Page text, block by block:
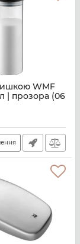
WMF
| прозора (06